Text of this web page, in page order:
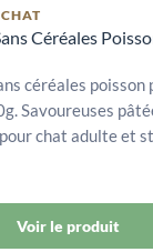
Céréales
céréales poisson
Savoureuses
chat adulte et
Voir le produit